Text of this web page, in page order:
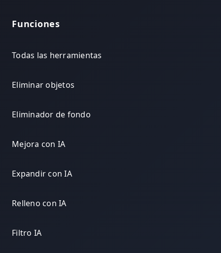
Funciones
Todas las herramientas
Eliminar objetos
Eliminador de fondo
Mejora con IA
Expandir con IA
Relleno con IA
Filtro IA